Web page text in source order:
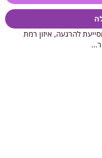
להרגעה, איזון רמת